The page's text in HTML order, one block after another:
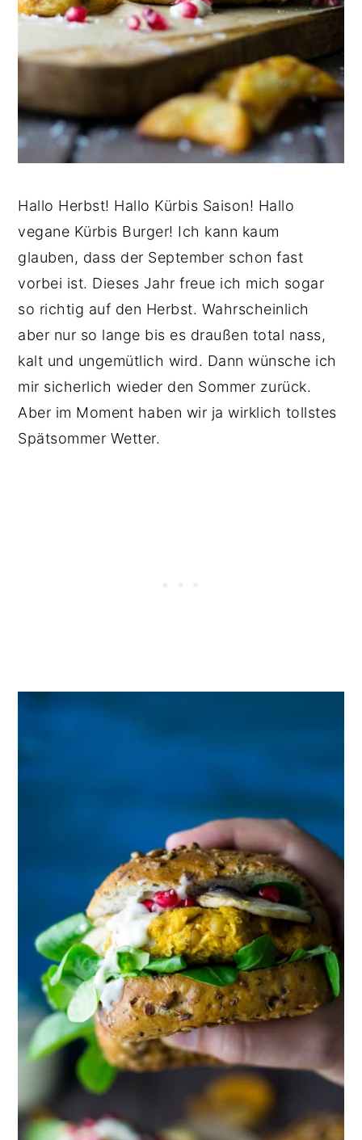
Hallo Herbst! Hallo Kürbis Saison! Hallo
vegane Kürbis Burger! Ich kann kaum
glauben, dass der September schon fast
vorbei ist. Dieses Jahr freue ich mich sogar
so richtig auf den Herbst. Wahrscheinlich
aber nur so lange bis es draußen total nass,
kalt und ungemütlich wird. Dann wünsche ich
mir sicherlich wieder den Sommer zurück.
Aber im Moment haben wir ja wirklich tollstes
Spätsommer Wetter.